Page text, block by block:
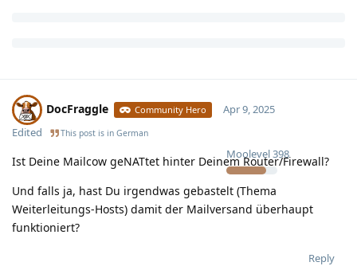
DocFraggle Community Hero
Moolevel398
Apr 9, 2025
Edited
This post is in German
Ist Deine Mailcow geNATtet hinter Deinem Router/Firewall?
Und falls ja, hast Du irgendwas gebastelt (Thema
Weiterleitungs-Hosts) damit der Mailversand überhaupt
funktioniert?
Reply